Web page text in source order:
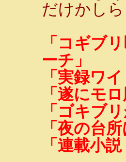
だけかし
「コギブ
ーチ」
「実録ワ
「遂にモ
「ゴキブ
「夜の台
「連載小